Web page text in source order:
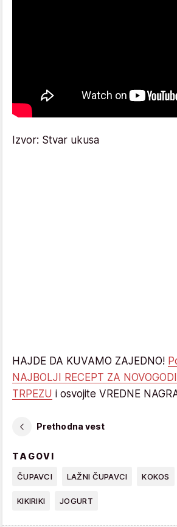
Izvor: Stvar ukusa
HAJDE DA KUVAMO ZAJEDNO!
NAJBOLJI RECEPT ZA
TRPEZU i osvojite VREDNE
Prethodna vest
TAGOVI
ČUPAVCI LAŽNI ČUPAVCI KOKOS
KIKIRIKI JOGURT